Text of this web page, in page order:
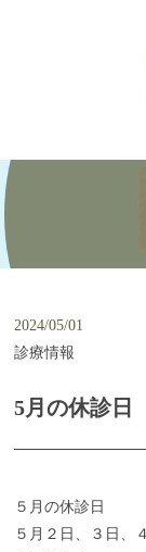
快適な治療と心
むし歯の治療跡
歯が虫歯になら
お子さまの歯並
2024/05/01
診療情報
5月の休診日
５月の休診日
５月２日、３日、